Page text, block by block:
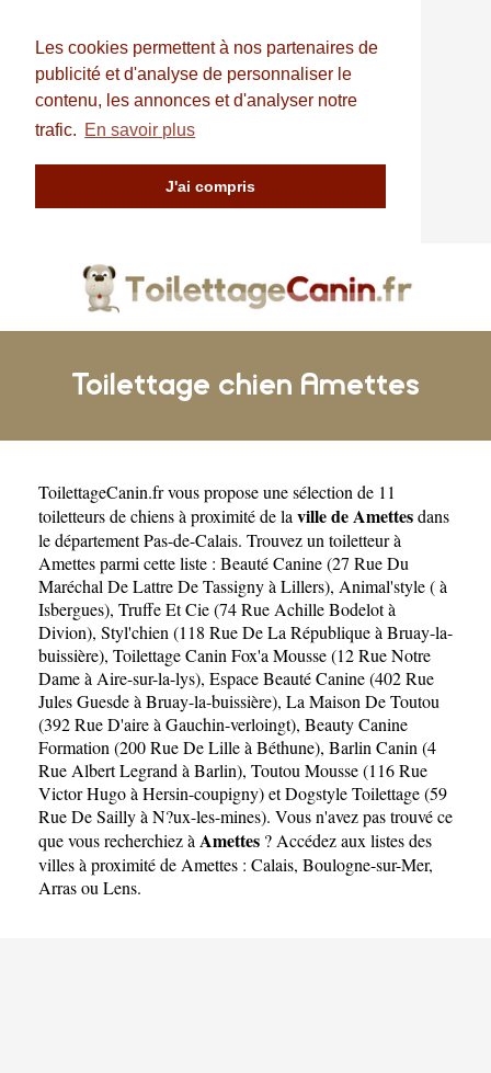
Les cookies permettent à nos partenaires de
publicité et d'analyse de personnaliser le
contenu, les annonces et d'analyser notre
trafic. En savoir plus
J'ai compris
Toilettage chien Amettes
ToilettageCanin.frvous propose une sélection de 11
toiletteurs de chiens à proximité de la ville de Amettesdans
le départementPas-de-Calais. Trouvez un toiletteur à
Amettes parmi cette liste : Beauté Canine (27 Rue Du
Maréchal De Lattre De Tassigny à Lillers), Animal'style ( à
Isbergues), Truffe Et Cie (74 Rue Achille Bodelot à
Divion), Styl'chien (118 Rue De La République à Bruay-la-
buissière), Toilettage Canin Fox'a Mousse (12 Rue Notre
Dame à Aire-sur-la-lys), Espace Beauté Canine (402 Rue
Jules Guesde à Bruay-la-buissière), La Maison De Toutou
(392 Rue D'aire à Gauchin-verloingt), Beauty Canine
Formation (200 Rue De Lille à Béthune), Barlin Canin (4
Rue Albert Legrand à Barlin), Toutou Mousse (116 Rue
Victor Hugo à Hersin-coupigny)etDogstyle Toilettage (59
Rue De Sailly à N?ux-les-mines). Vous n'avez pas trouvé ce
que vous recherchiez à Amettes ? Accédez aux listes des
villes à proximité de Amettes : Calais, Boulogne-sur-Mer,
Arrasou Lens.